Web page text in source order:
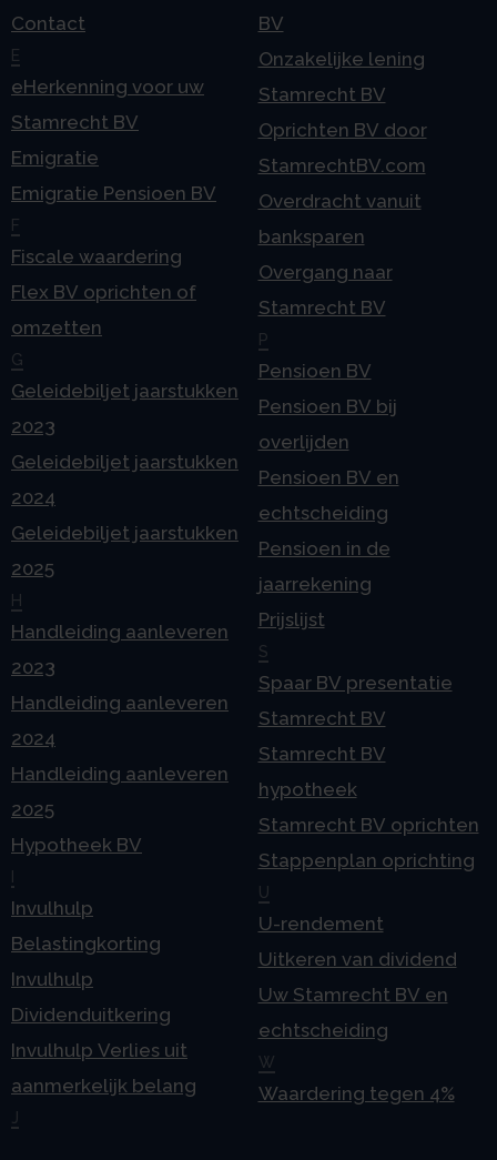
Contact
E
eHerkenning voor uw
Stamrecht BV
Emigratie
Emigratie Pensioen BV
F
Fiscale waardering
Flex BV oprichten of
omzetten
G
Geleidebiljet jaarstukken
2023
Geleidebiljet jaarstukken
2024
Geleidebiljet jaarstukken
2025
H
Handleiding aanleveren
2023
Handleiding aanleveren
2024
Handleiding aanleveren
2025
Hypotheek BV
I
Invulhulp
Belastingkorting
Invulhulp
Dividenduitkering
Invulhulp Verlies uit
aanmerkelijk belang
J
BV
Onzakelijke lening
Stamrecht BV
Oprichten BV door
StamrechtBV.com
Overdracht vanuit
banksparen
Overgang naar
Stamrecht BV
P
Pensioen BV
Pensioen BV bij
overlijden
Pensioen BV en
echtscheiding
Pensioen in de
jaarrekening
Prijslijst
S
Spaar BV presentatie
Stamrecht BV
Stamrecht BV
hypotheek
Stamrecht BV oprichten
Stappenplan oprichting
U
U-rendement
Uitkeren van dividend
Uw Stamrecht BV en
echtscheiding
W
Waardering tegen 4%